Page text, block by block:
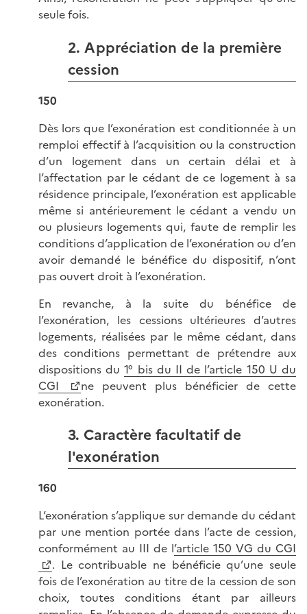
seule fois.
2. Appréciation de la première
cession
150
Dès lors que l’exonération est conditionnée à un
remploi effectif à l’acquisition ou la construction
d’un logement dans un certain délai et à
l’affectation par le cédant de ce logement à sa
résidence principale, l’exonération est applicable
même si antérieurement le cédant a vendu un
ou plusieurs logements qui, faute de remplir les
conditions d’application de l’exonération ou d’en
avoir demandé le bénéfice du dispositif, n’ont
pas ouvert droit à l’exonération.
En revanche, à la suite du bénéfice de
l’exonération, les cessions ultérieures d’autres
logements, réalisées par le même cédant, dans
des conditions permettant de prétendre aux
dispositions du1° bis du II de l’article 150 U du
CGI
ne peuvent plus bénéficier de cette
exonération.
3. Caractère facultatif de
l'exonération
160
L’exonération s’applique sur demande du cédant
par une mention portée dans l’acte de cession,
conformément au III de l’article 150 VG du CGI
. Le contribuable ne bénéficie qu’une seule
fois de l’exonération au titre de la cession de son
choix, toutes conditions étant par ailleurs